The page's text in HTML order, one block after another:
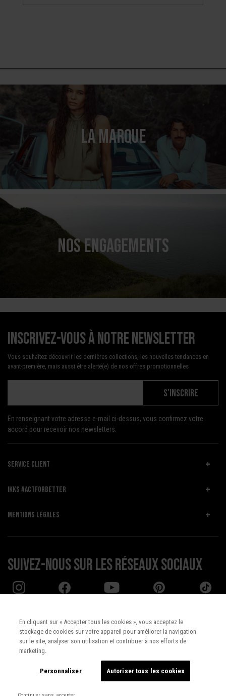
LA MARQUE
NOS ENGAGEMENTS
Inscrivez-vous à notre newsletter
Vous souhaitez découvrir les dernières collections, les nouvelles tendances en
avant-première, mais aussi être alerté(e) de nos offres promotionnelles
S'INSCRIRE
En renseignant votre adresse e-mail ci-dessus, vous confirmez votre
accord pour recevoir nos newsletters.
SERVICE CLIENT
IKKS #ACTFORBETTER
MENTIONS LÉGALES
Suivez-nous sur les réseaux sociaux
Pays : UNITED STATES
Français
En cliquant sur « Accepter tous les cookies », vous acceptez le
stockage de cookies sur votre appareil pour améliorer la navigation
sur le site, analyser son utilisation et contribuer à nos efforts de
marketing.
Personnaliser Autoriser tous les cookies